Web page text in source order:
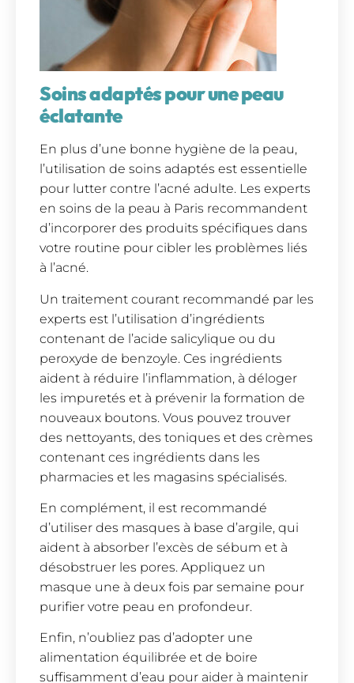
Soins adaptés pour une peau
éclatante
En plus d’une bonne hygiène de la peau,
l’utilisation de soins adaptés est essentielle
pour lutter contre l’acné adulte. Les experts
en soins de la peau à Paris recommandent
d’incorporer des produits spécifiques dans
votre routine pour cibler les problèmes liés
à l’acné.
Un traitement courant recommandé par les
experts est l’utilisation d’ingrédients
contenant de l’acide salicylique ou du
peroxyde de benzoyle. Ces ingrédients
aident à réduire l’inflammation, à déloger
les impuretés et à prévenir la formation de
nouveaux boutons. Vous pouvez trouver
des nettoyants, des toniques et des crèmes
contenant ces ingrédients dans les
pharmacies et les magasins spécialisés.
En complément, il est recommandé
d’utiliser des masques à base d’argile, qui
aident à absorber l’excès de sébum et à
désobstruer les pores. Appliquez un
masque une à deux fois par semaine pour
purifier votre peau en profondeur.
Enfin, n’oubliez pas d’adopter une
alimentation équilibrée et de boire
suffisamment d’eau pour aider à maintenir